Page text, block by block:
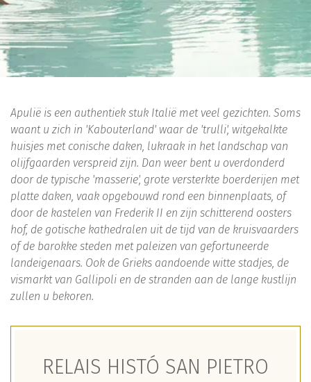
Apulië is een authentiek stuk Italië met veel gezichten. Soms
waant u zich in 'Kabouterland' waar de 'trulli', witgekalkte
huisjes met conische daken, lukraak in het landschap van
olijfgaarden verspreid zijn. Dan weer bent u overdonderd
door de typische 'masserie', grote versterkte boerderijen met
platte daken, vaak opgebouwd rond een binnenplaats, of
door de kastelen van Frederik II en zijn schitterend oosters
hof, de gotische kathedralen uit de tijd van de kruisvaarders
of de barokke steden met paleizen van gefortuneerde
landeigenaars. Ook de Grieks aandoende witte stadjes, de
vismarkt van Gallipoli en de stranden aan de lange kustlijn
zullen u bekoren.
RELAIS HISTÓ SAN PIETRO